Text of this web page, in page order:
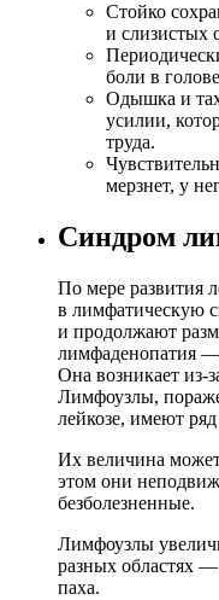
Стойко
и слизистых
боли в
Одышка и
усилии,
труда.
мерзнет, у
Синдром
По мере развития
в лимфатическую
и продолжают
лимфаденопатия —
Она возникает из-
Лимфоузлы,
лейкозе, имеют
Их величина
этом они
безболезненные.
Лимфоузлы
разных областях
паха.